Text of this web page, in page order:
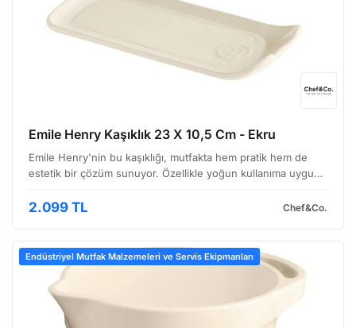
Emile Henry Kaşıklık 23 X 10,5 Cm - Ekru
Emile Henry'nin bu kaşıklığı, mutfakta hem pratik hem de
estetik bir çözüm sunuyor. Özellikle yoğun kullanıma uygun,
dekor◥nıza sıcaklık katarken, işlevselliğiyle de…
2.099 TL Chef&Co.
Endüstriyel Mutfak Malzemeleri ve Servis Ekipmanları